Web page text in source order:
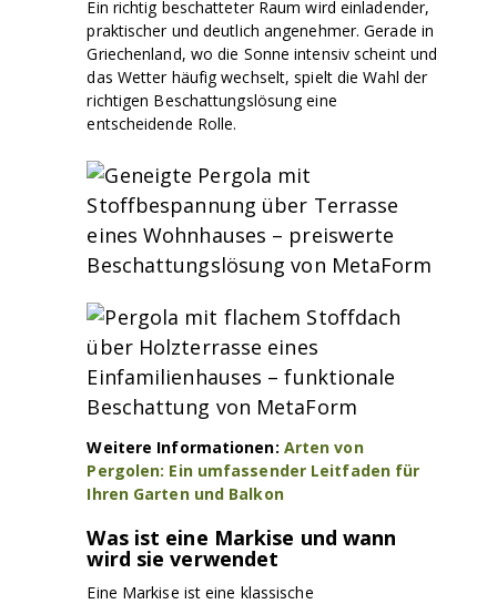
Ein richtig beschatteter Raum wird einladender,
praktischer und deutlich angenehmer. Gerade in
Griechenland, wo die Sonne intensiv scheint und
das Wetter häufig wechselt, spielt die Wahl der
richtigen Beschattungslösung eine
entscheidende Rolle.
Weitere Informationen: Arten von
Pergolen: Ein umfassender Leitfaden für
Ihren Garten und Balkon
Was ist eine Markise und wann
wird sie verwendet
Eine Markise ist eine klassische